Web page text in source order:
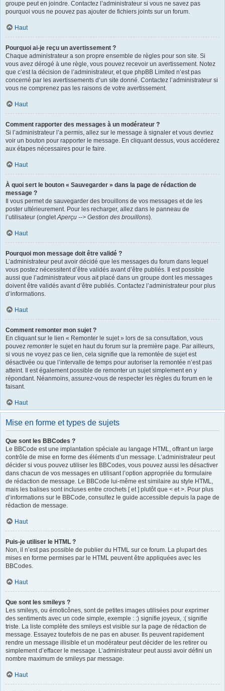
groupe peut en joindre. Contactez l’administrateur si vous ne savez pas
pourquoi vous ne pouvez pas ajouter de fichiers joints sur un forum.
Haut
Pourquoi ai-je reçu un avertissement ?
Chaque administrateur a son propre ensemble de règles pour son site. Si
vous avez dérogé à une règle, vous pouvez recevoir un avertissement. Notez
que c’est la décision de l’administrateur, et que phpBB Limited n’est pas
concerné par les avertissements d’un site donné. Contactez l’administrateur si
vous ne comprenez pas les raisons de votre avertissement.
Haut
Comment rapporter des messages à un modérateur ?
Si l’administrateur l’a permis, allez sur le message à signaler et vous devriez
voir un bouton pour rapporter le message. En cliquant dessus, vous accéderez
aux étapes nécessaires pour le faire.
Haut
À quoi sert le bouton « Sauvegarder » dans la page de rédaction de
message ?
Il vous permet de sauvegarder des brouillons de vos messages et de les
poster ultérieurement. Pour les recharger, allez dans le panneau de
l’utilisateur (ongletAperçu --> Gestion des brouillons).
Haut
Pourquoi mon message doit être validé ?
L’administrateur peut avoir décidé que les messages du forum dans lequel
vous postez nécessitent d’être validés avant d’être publiés. Il est possible
aussi que l’administrateur vous ait placé dans un groupe dont les messages
doivent être validés avant d’être publiés. Contactez l’administrateur pour plus
d’informations.
Haut
Comment remonter mon sujet ?
En cliquant sur le lien « Remonter le sujet » lors de sa consultation, vous
pouvez remonterle sujet en haut du forum sur la première page. Par ailleurs,
si vous ne voyez pas ce lien, cela signifie que la remontée de sujet est
désactivée ou que l’intervalle de temps pour autoriser la remontée n’est pas
atteint. Il est également possible de remonter un sujet simplement en y
répondant. Néanmoins, assurez-vous de respecter les règles du forum en le
faisant.
Haut
Mise en forme et types de sujets
Que sont les BBCodes ?
Le BBCode est une implantation spéciale au langage HTML, offrant un large
contrôle de mise en forme des éléments d’un message. L’administrateur peut
décider si vous pouvez utiliser les BBCodes, vous pouvez aussi les désactiver
dans chacun de vos messages en utilisant l’option appropriée du formulaire
de rédaction de message. Le BBCode lui-même est similaire au style HTML,
mais les balises sont incluses entre crochets [ et ] plutôt que < et >. Pour plus
d’informations sur le BBCode, consultez le guide accessible depuis la page de
rédaction de message.
Haut
Puis-je utiliser le HTML ?
Non, il n’est pas possible de publier du HTML sur ce forum. La plupart des
mises en forme permises par le HTML peuvent être appliquées avec les
BBCodes.
Haut
Que sont les smileys ?
Les smileys, ou émoticônes, sont de petites images utilisées pour exprimer
des sentiments avec un code simple, exemple : :) signifie joyeux, :( signifie
triste. La liste complète des smileys est visible sur la page de rédaction de
message. Essayez toutefois de ne pas en abuser. Ils peuvent rapidement
rendre un message illisible et un modérateur peut décider de les retirer ou
simplement d’effacer le message. L’administrateur peut aussi avoir défini un
nombre maximum de smileys par message.
Haut